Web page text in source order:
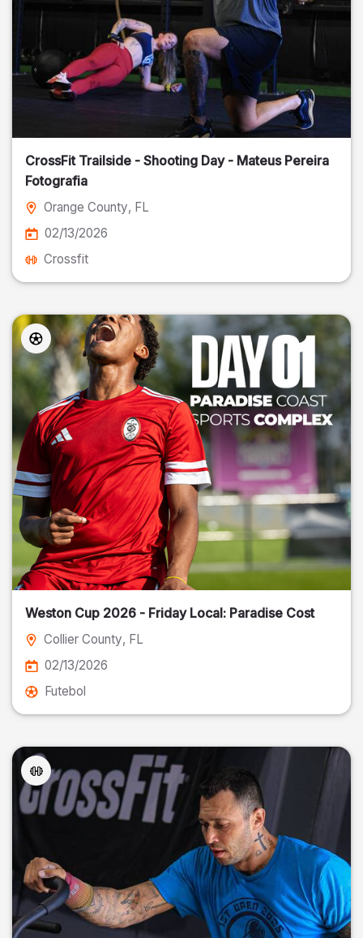
CrossFit Trailside - Shooting Day - Mateus Pereira
Fotografia
Orange County, FL
02/13/2026
Crossfit
Weston Cup 2026 - Friday Local: Paradise Cost
Collier County, FL
02/13/2026
Futebol